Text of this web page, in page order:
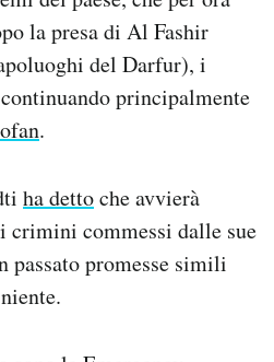
la presa di Al Fashir
del Darfur), i
principalmente
.
ha dettoche avvierà
crimini commessi dalle sue
promesse simili